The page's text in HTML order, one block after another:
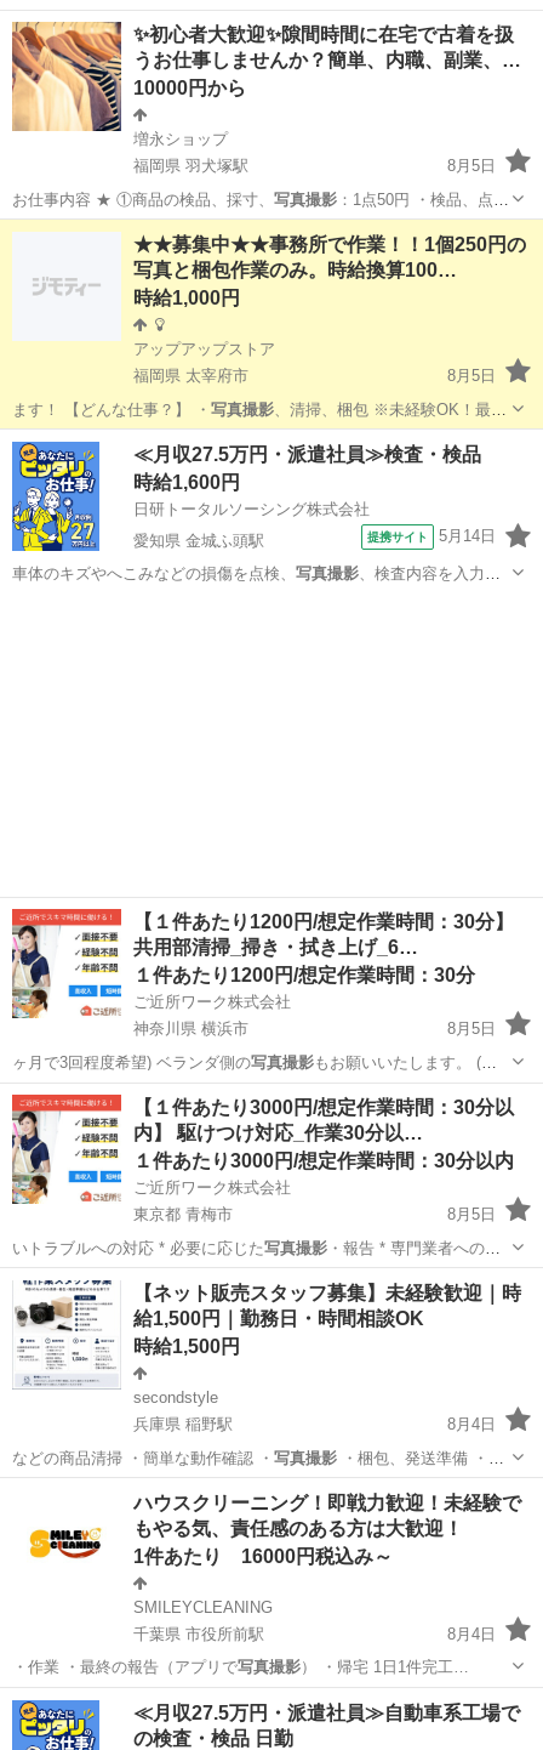
おすすめポイント 2027年4月に新規開園!/ 子どもの「やってみたい」
を大切にする保育 広くてきれいな園舎や園庭で 仲間と一緒に楽しく働
きませんか? 保育補助がメ...
アルバイト・パート
✨初心者大歓迎✨隙間時間に在宅で古着を扱
うお仕事しませんか？簡単、内職、副業、…
10000円から
増永ショップ
福岡県 羽犬塚駅
8月5日
お仕事内容 ★ ①商品の検品、採寸、 写真撮影：1点50円 ・検品、点数
確認 商品…
福岡 八女市 羽犬塚駅 アパレル 古着
★★募集中★★事務所で作業！！1個250円の
写真と梱包作業のみ。時給換算100…
時給1,000円
アップアップストア
福岡県 太宰府市
8月5日
ます！ 【どんな仕事？】 ・ 写真撮影、清掃、梱包 ※未経験OK！最初
は母…
福岡 太宰府市 仕分け 時給
≪月収27.5万円・派遣社員≫検査・検品
時給1,600円
日研トータルソーシング株式会社
愛知県 金城ふ頭駅
提携サイト 5月14日
車体のキズやへこみなどの損傷を点検、 写真撮影、検査内容を入力
【１件あたり1200円/想定作業時間：30分】
共用部清掃_掃き・拭き上げ_6…
１件あたり1200円/想定作業時間：30分
ご近所ワーク株式会社
神奈川県 横浜市
8月5日
ヶ月で3回程度希望) ベランダ側の写真撮影もお願いいたします。 (木
が大きくな…
神奈川 横浜市 その他
【１件あたり3000円/想定作業時間：30分以
内】 駆けつけ対応_作業30分以…
１件あたり3000円/想定作業時間：30分以内
ご近所ワーク株式会社
東京都 青梅市
8月5日
いトラブルへの対応 * 必要に応じた写真撮影・報告 * 専門業者への引
き継ぎ・立…
東京 青梅市 その他
【ネット販売スタッフ募集】未経験歓迎｜時
給1,500円｜勤務日・時間相談OK
時給1,500円
secondstyle
兵庫県 稲野駅
8月4日
などの商品清掃 ・簡単な動作確認 ・ 写真撮影・梱包、発送準備 ・在
庫整理 ・簡…
稲野駅 ネット
ハウスクリーニング！即戦力歓迎！未経験で
もやる気、責任感のある方は大歓迎！
1件あたり 16000円税込み～
SMILEYCLEANING
千葉県 市役所前駅
8月4日
・作業 ・最終の報告（アプリで写真撮影 ） ・帰宅 1日1件完工…
千葉 千葉市 市役所前駅 その他 網戸
≪月収27.5万円・派遣社員≫自動車系工場で
の検査・検品 日勤